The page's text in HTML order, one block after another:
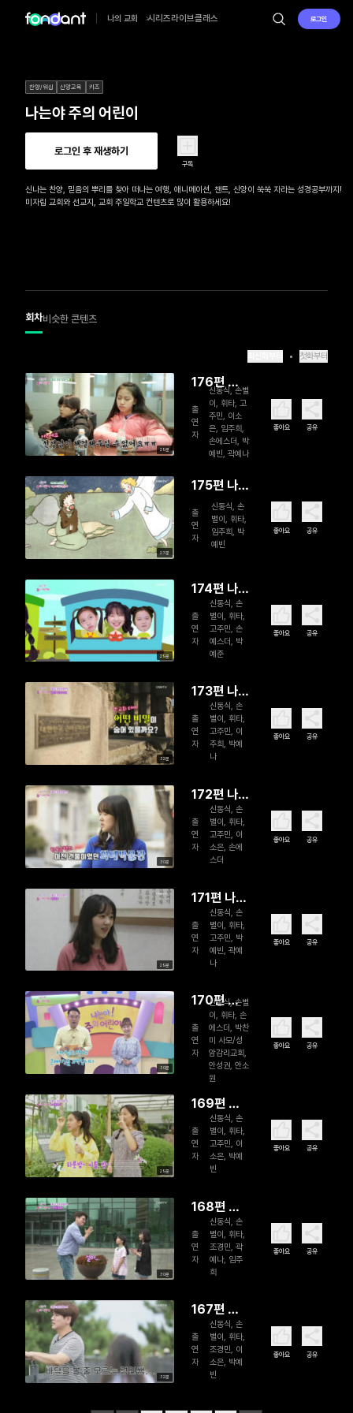
나의 교회 시리즈라이브클래스 로그인
찬양/워십 신앙교육 키즈
나는야 주의 어린이
로그인 후 재생하기
구독
신나는 찬양, 믿음의 뿌리를 찾아 떠나는 여행, 애니메이션, 챈트, 신앙이 쑥쑥 자라는 성경공부까지!
미자립 교회와 선교지, 교회 주일학교 컨텐츠로 많이 활용하세요!
회차비슷한 콘텐츠
첫화부터
29분
176편 나
는야 주의
어린이
출
연
자
신동식, 손별
이, 휘타, 고
주민, 이소
은, 임주희,
손에스더, 박
예빈, 곽예나
좋아요 공유
23분
175편 나는
야 주의 어
린이
출
연
자
신동식, 손
별이, 휘타,
임주희, 박
예빈
좋아요 공유
29분
174편 나는
야 주의 어
린이
출
연
자
신동식, 손
별이, 휘타,
고주민, 손
예스더, 박
예준
좋아요 공유
32분
173편 나는
야 주의 어
린이
출
연
자
신동식, 손
별이, 휘타,
고주민, 이
주희, 박예
나
좋아요 공유
30분
172편 나는
야 주의 어
린이
출
연
자
신동식, 손
별이, 휘타,
고주민, 이
소은, 손에
스더
좋아요 공유
29분
171편 나는
야 주의 어
린이
출
연
자
신동식, 손
별이, 휘타,
고주민, 박
예빈, 곽예
나
좋아요 공유
30분
170편 나
는야 주의
어린이
출
연
자
신동식, 손별
이, 휘타, 손
에스더, 박찬
미 사모/성
암감리교회,
안성권, 안소
원
좋아요 공유
29분
169편 나
는야 주의
어린이
출
연
자
신동식, 손
별이, 휘타,
고주민, 이
소은, 박예
빈
좋아요 공유
30분
168편 나
는야 주의
어린이
출
연
자
신동식, 손
별이, 휘타,
조경민, 곽
예나, 임주
희
좋아요 공유
32분
167편 나
는야 주의
어린이
출
연
자
신동식, 손
별이, 휘타,
조경민, 이
소은, 박예
빈
좋아요 공유